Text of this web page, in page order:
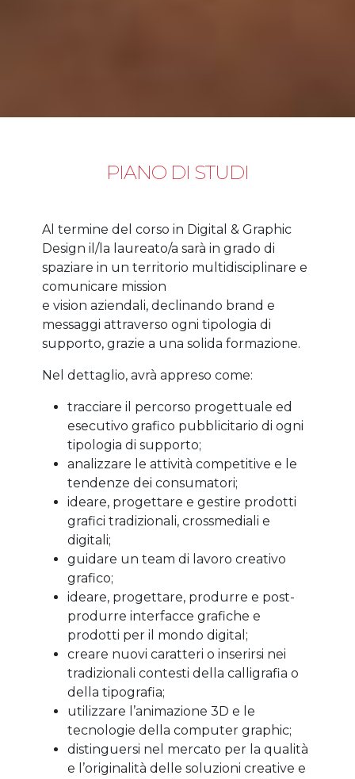
PIANO DI STUDI
Al termine del corso in Digital & Graphic
Design il/la laureato/a sarà in grado di
spaziare in un territorio multidisciplinare e
comunicare mission
e vision aziendali, declinando brand e
messaggi attraverso ogni tipologia di
supporto, grazie a una solida formazione.
Nel dettaglio, avrà appreso come:
tracciare il percorso progettuale ed
esecutivo grafico pubblicitario di ogni
tipologia di supporto;
analizzare le attività competitive e le
tendenze dei consumatori;
ideare, progettare e gestire prodotti
grafici tradizionali, crossmediali e
digitali;
guidare un team di lavoro creativo
grafico;
ideare, progettare, produrre e post-
produrre interfacce grafiche e
prodotti per il mondo digital;
creare nuovi caratteri o inserirsi nei
tradizionali contesti della calligrafia o
della tipografia;
utilizzare l’animazione 3D e le
tecnologie della computer graphic;
distinguersi nel mercato per la qualità
e l’originalità delle soluzioni creative e